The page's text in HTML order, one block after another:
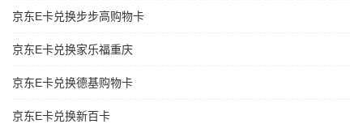
京东E卡兑换步步高购物卡
京东E卡兑换家乐福重庆
京东E卡兑换德基购物卡
京东E卡兑换新百卡